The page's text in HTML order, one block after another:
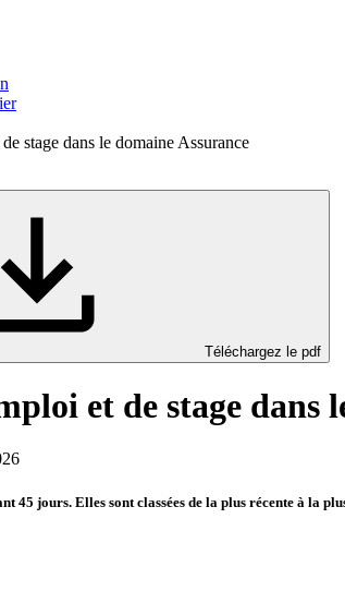
stage dans le domaine Assurance
Téléchargez le pdf
et de stage dans
45 jours. Elles sont classées de la plus récente à la